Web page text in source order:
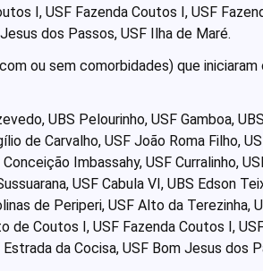
I, USF Fazenda Coutos I, USF
dos Passos, USF Ilha de Maré.
ou sem comorbidades) que
UBS Pelourinho, USF Gamboa,
de Carvalho, USF João Roma Filho,
Imbassahy, USF Curralinho,
USF Cabula VI, UBS Edson
de Periperi, USF Alto da Terezinha,
de Coutos I, USF Fazenda Coutos I,
da Cocisa, USF Bom Jesus dos